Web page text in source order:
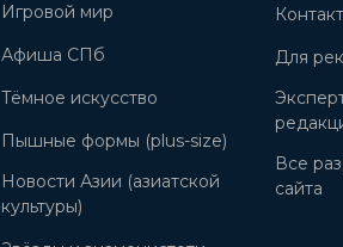
Игровой мир
Афиша СПб
Тёмное искусство
Пышные формы (plus-size)
Новости Азии (азиатской
культуры)
Для
Все
сайта